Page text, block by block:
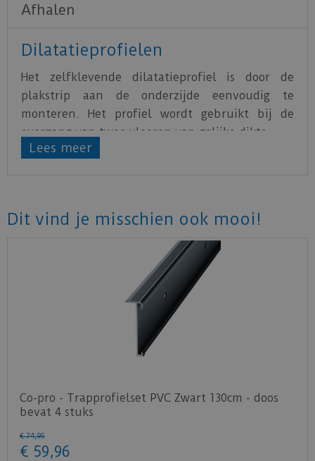
Afhalen
Dilatatieprofielen
Het zelfklevende dilatatieprofiel is door de
plakstrip aan de onderzijde eenvoudig te
monteren. Het profiel wordt gebruikt bij de
overgang van twee vloeren van gelijke dikte.
Lees meer
Dit vind je misschien ook mooi!
Co-pro - Trapprofielset PVC Zwart 130cm - doos
bevat 4 stuks
€ 74,95
€ 59,96